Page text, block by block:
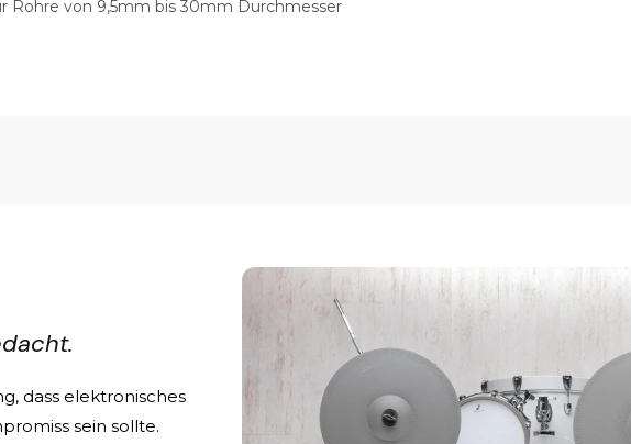
Rohre von 9,5mm bis 30mm Durchmesser
dass elektronisches
sein sollte.